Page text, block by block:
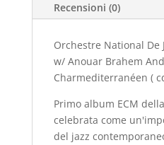
Brahem
Gianluigi
Trovesi
Recensioni (0)
Orchestre National De
w/ Anouar Brahem
Charmediterranéen (
Primo album ECM
celebrata come
del jazz